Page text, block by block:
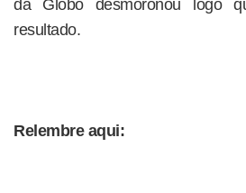
da Globo desmoronou logo
resultado.
Relembre aqui: